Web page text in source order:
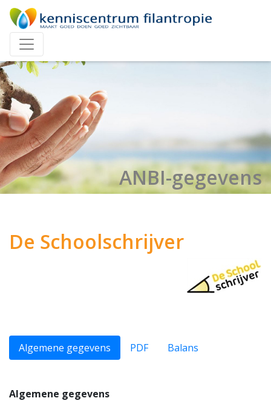
ANBI-gegevens
De Schoolschrijver
Algemene gegevens PDF Balans
Algemene gegevens